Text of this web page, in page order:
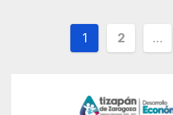
Paginación
entradas
1 2 …